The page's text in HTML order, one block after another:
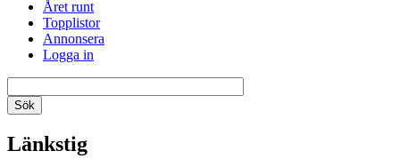
Året runt
Topplistor
Annonsera
Logga in
Länkstig